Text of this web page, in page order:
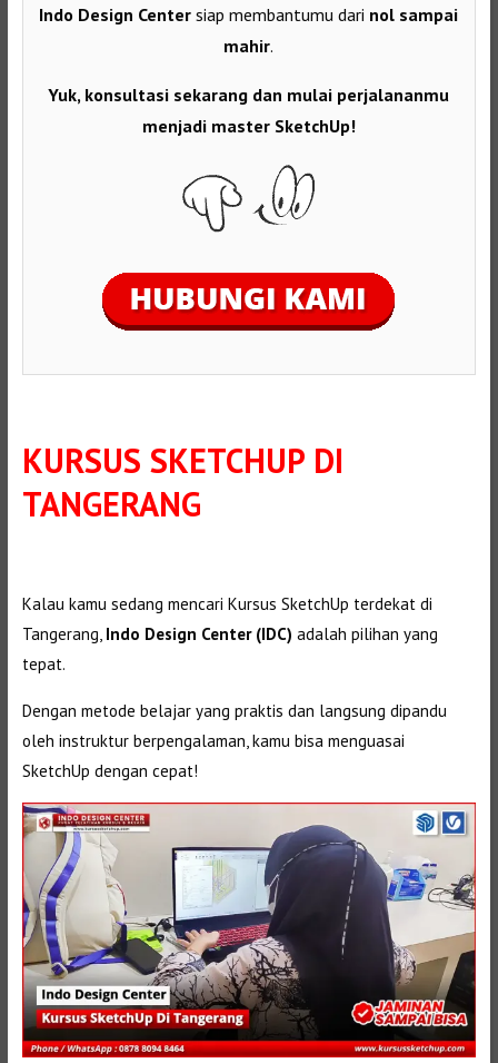
Indo Design Center siap membantumu dari nol sampai
mahir.
Yuk, konsultasi sekarang dan mulai perjalananmu
menjadi master SketchUp!
KURSUS SKETCHUP DI
TANGERANG
Kalau kamu sedang mencari Kursus SketchUp terdekat di
Tangerang, Indo Design Center (IDC) adalah pilihan yang
tepat.
Dengan metode belajar yang praktis dan langsung dipandu
oleh instruktur berpengalaman, kamu bisa menguasai
SketchUp dengan cepat!